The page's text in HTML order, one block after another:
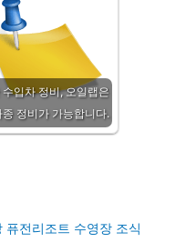
수입차 정비, 오일랩은
종 정비가 가능합니다.
전리조트 수영장 조식